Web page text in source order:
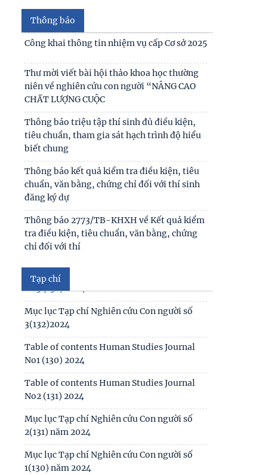
Thông báo
nước năm 2026 của Viện Nghiên cứu Con
người, Gia đình và
Công khai thông tin nhiệm vụ cấp Cơ sở 2025
Thư mời viết bài hội thảo khoa học thường
niên về nghiên cứu con người “NÂNG CAO
CHẤT LƯỢNG CUỘC
Thông báo triệu tập thí sinh đủ điều kiện,
tiêu chuẩn, tham gia sát hạch trình độ hiểu
biết chung
Thông báo kết quả kiểm tra điều kiện, tiêu
chuẩn, văn bằng, chứng chỉ đối với thí sinh
đăng ký dự
Thông báo 2773/TB-KHXH về Kết quả kiểm
tra điều kiện, tiêu chuẩn, văn bằng, chứng
chỉ đối với thí
Tạp chí
Mục lục tạp chí Nghiên cứu Con người số 6
(135) 2024/Table of contents Human
Studies Journal No6
Mục lục tạp chí Nghiên cứu Con người số 5
(134) 2024 /Table of contents Human
Studies Journal No5
Mục lục tạp chí Nghiên cứu Con người số 4
(133) 2024 /Table of contents Human
Studies Journal No4
Table of contents Human Studies Journal
No3 (132) 2024
Mục lục Tạp chí Nghiên cứu Con người số
3(132)2024
Table of contents Human Studies Journal
No1 (130) 2024
Table of contents Human Studies Journal
No2 (131) 2024
Mục lục Tạp chí Nghiên cứu Con người số
2(131) năm 2024
Mục lục Tạp chí Nghiên cứu Con người số
1(130) năm 2024
Số 1(04) 2026